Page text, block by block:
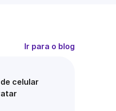
Ir para o blog
celular